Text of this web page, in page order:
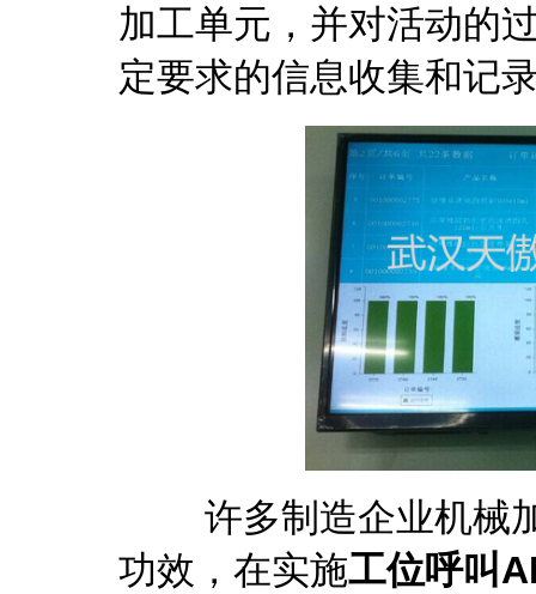
加工单元，并对活动的
定要求的信息收集和记
许多制造企业机械加
功效，在实施工位呼叫